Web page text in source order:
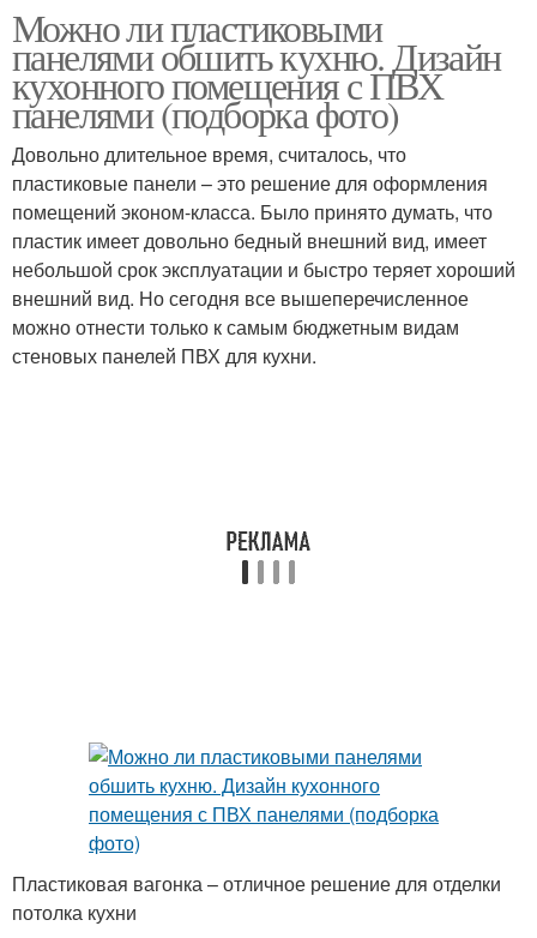
Можно ли пластиковыми
панелями обшить кухню. Дизайн
кухонного помещения с ПВХ
панелями (подборка фото)
Довольно длительное время, считалось, что
пластиковые панели – это решение для оформления
помещений эконом-класса. Было принято думать, что
пластик имеет довольно бедный внешний вид, имеет
небольшой срок эксплуатации и быстро теряет хороший
внешний вид. Но сегодня все вышеперечисленное
можно отнести только к самым бюджетным видам
стеновых панелей ПВХ для кухни.
Пластиковая вагонка – отличное решение для отделки
потолка кухни